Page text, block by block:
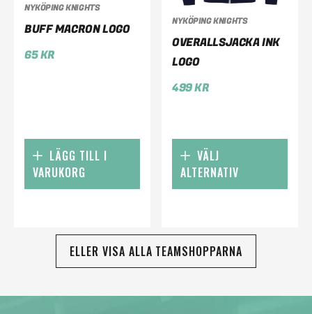
NYKÖPING KNIGHTS
BUFF MACRON LOGO
65KR
LÄGG TILL I
VARUKORG
NYKÖPING KNIGHTS
OVERALLSJACKA INK
LOGO
499KR
VÄLJ
ALTERNATIV
ELLER VISA ALLA TEAMSHOPPARNA